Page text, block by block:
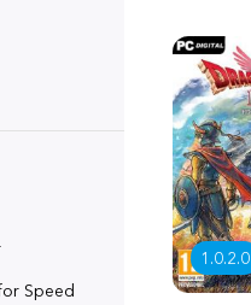
Speed
1.0.2.0